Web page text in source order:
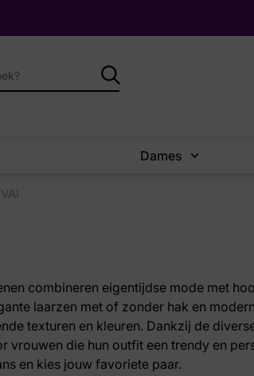
Dames
combineren eigentijdse mode met
laarzen met of zonder hak en
texturen en kleuren. Dankzij de
vrouwen die hun outfit een trendy en
en kies jouw favoriete paar.